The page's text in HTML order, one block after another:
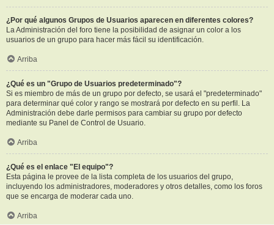
¿Por qué algunos Grupos de Usuarios aparecen en diferentes colores?
La Administración del foro tiene la posibilidad de asignar un color a los
usuarios de un grupo para hacer más fácil su identificación.
Arriba
¿Qué es un "Grupo de Usuarios predeterminado"?
Si es miembro de más de un grupo por defecto, se usará el "predeterminado"
para determinar qué color y rango se mostrará por defecto en su perfil. La
Administración debe darle permisos para cambiar su grupo por defecto
mediante su Panel de Control de Usuario.
Arriba
¿Qué es el enlace "El equipo"?
Esta página le provee de la lista completa de los usuarios del grupo,
incluyendo los administradores, moderadores y otros detalles, como los foros
que se encarga de moderar cada uno.
Arriba